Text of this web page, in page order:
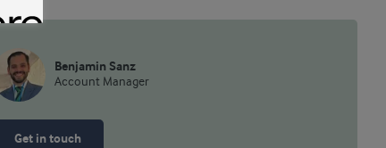
Benjamin Sanz
Account Manager
Get in touch